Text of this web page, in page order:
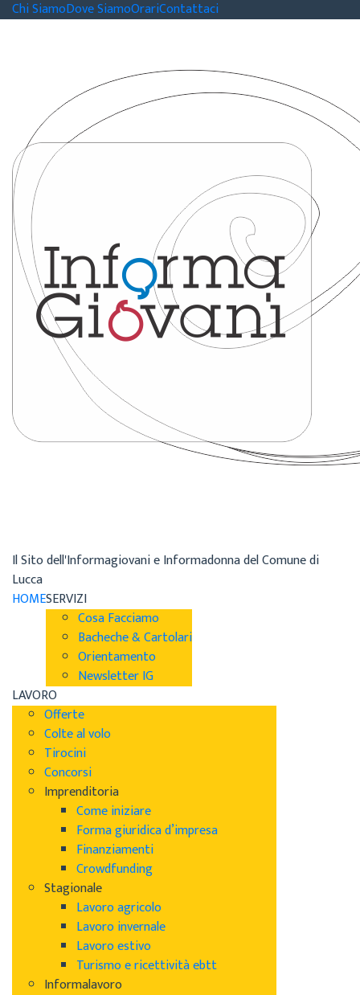
Chi SiamoDove SiamoOrariContattaci
Il Sito dell'Informagiovani e Informadonna del Comune di
Lucca
HOMESERVIZI
Cosa Facciamo
Bacheche & Cartolari
Orientamento
Newsletter IG
LAVORO
Offerte
Colte al volo
Tirocini
Concorsi
Imprenditoria
Come iniziare
Forma giuridica d’impresa
Finanziamenti
Crowdfunding
Stagionale
Lavoro agricolo
Lavoro invernale
Lavoro estivo
Turismo e ricettività ebtt
Informalavoro